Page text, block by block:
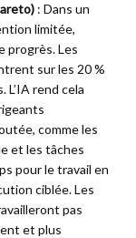
: Dans un
limitée,
progrès. Les
sur les 20 %
rend cela
comme les
et les tâches
pour le travail en
ciblée. Les
pas
et plus